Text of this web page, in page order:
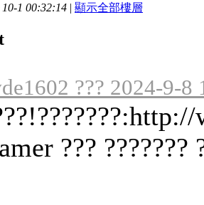
1 00:32:14 | 顯示全部樓層
??? 2024-9-8
???